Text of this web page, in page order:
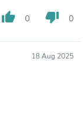
thumb_up 0 thumb_down 0
18 Aug 2025